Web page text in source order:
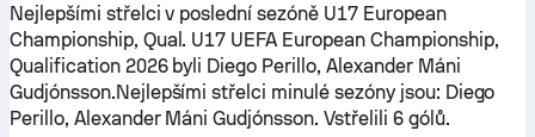
Nejlepšími střelci v poslední sezóně U17 European
Championship, Qual. U17 UEFA European Championship,
Qualification 2026 byli Diego Perillo, Alexander Máni
Gudjónsson.Nejlepšími střelci minulé sezóny jsou: Diego
Perillo, Alexander Máni Gudjónsson. Vstřelili 6 gólů.